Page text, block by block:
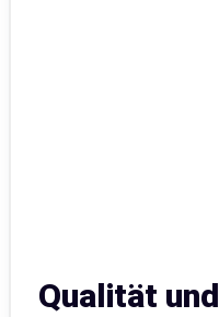
Qualität und